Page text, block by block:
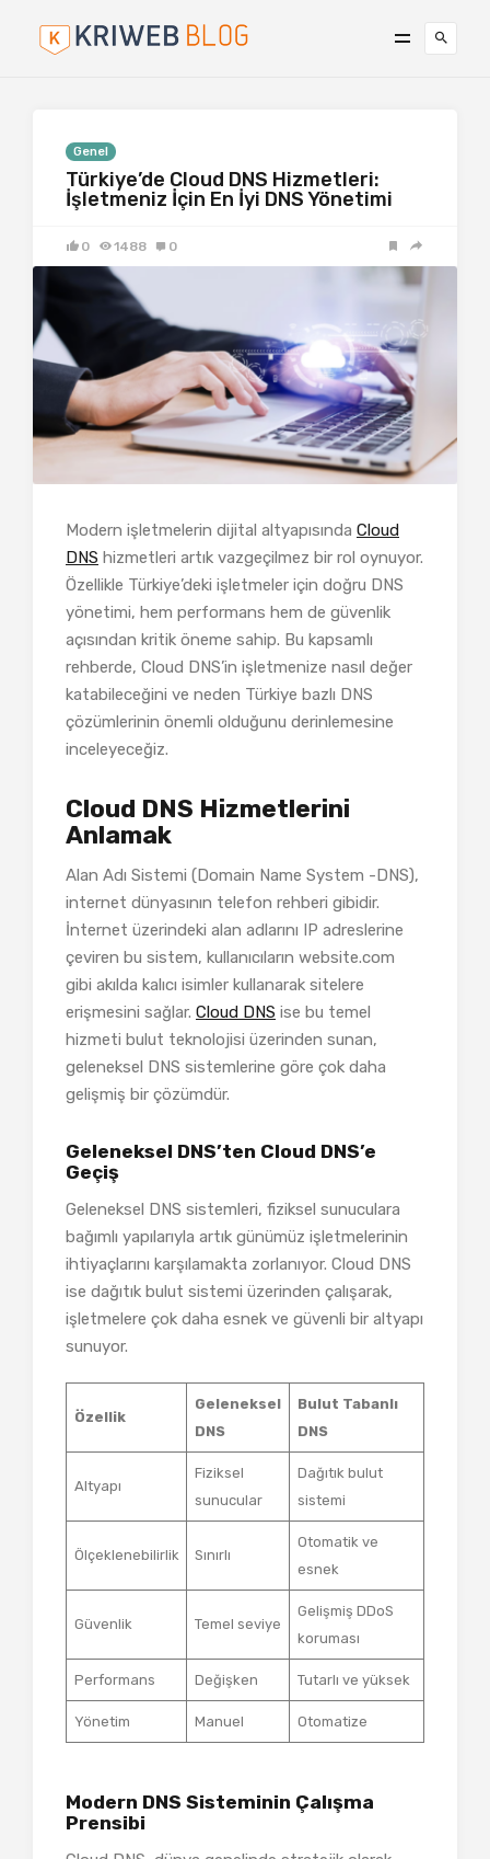
Genel
Türkiye’de Cloud DNS Hizmetleri:
İşletmeniz İçin En İyi DNS Yönetimi
0 1488 0
Modern işletmelerin dijital altyapısında Cloud
DNS hizmetleri artık vazgeçilmez bir rol oynuyor.
Özellikle Türkiye’deki işletmeler için doğru DNS
yönetimi, hem performans hem de güvenlik
açısından kritik öneme sahip. Bu kapsamlı
rehberde, Cloud DNS’in işletmenize nasıl değer
katabileceğini ve neden Türkiye bazlı DNS
çözümlerinin önemli olduğunu derinlemesine
inceleyeceğiz.
Cloud DNS Hizmetlerini
Anlamak
Alan Adı Sistemi (Domain Name System -DNS),
internet dünyasının telefon rehberi gibidir.
İnternet üzerindeki alan adlarını IP adreslerine
çeviren bu sistem, kullanıcıların website.com
gibi akılda kalıcı isimler kullanarak sitelere
erişmesini sağlar. Cloud DNS ise bu temel
hizmeti bulut teknolojisi üzerinden sunan,
geleneksel DNS sistemlerine göre çok daha
gelişmiş bir çözümdür.
Geleneksel DNS’ten Cloud DNS’e
Geçiş
Geleneksel DNS sistemleri, fiziksel sunuculara
bağımlı yapılarıyla artık günümüz işletmelerinin
ihtiyaçlarını karşılamakta zorlanıyor. Cloud DNS
ise dağıtık bulut sistemi üzerinden çalışarak,
işletmelere çok daha esnek ve güvenli bir altyapı
sunuyor.
Özellik
Geleneksel
DNS
Bulut Tabanlı
DNS
Altyapı
Fiziksel
sunucular
Dağıtık bulut
sistemi
Ölçeklenebilirlik Sınırlı
Otomatik ve
esnek
Güvenlik Temel seviye
Gelişmiş DDoS
koruması
Performans Değişken Tutarlı ve yüksek
Yönetim Manuel Otomatize
Modern DNS Sisteminin Çalışma
Prensibi